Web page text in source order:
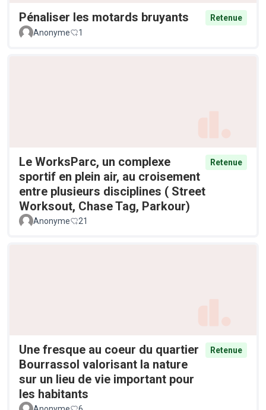
Pénaliser les motards bruyants
Retenue
Anonyme
1
Le WorksParc, un complexe
sportif en plein air, au croisement
entre plusieurs disciplines ( Street
Worksout, Chase Tag, Parkour)
Retenue
Anonyme 21
Une fresque au coeur du quartier
Bourrassol valorisant la nature
sur un lieu de vie important pour
les habitants
Retenue